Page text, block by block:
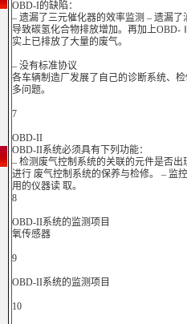
OBD-I的缺陷：
– 遗漏了三元催化器的效率监测 – 遗漏
导致碳氢化合物排放增加。再加上
实上已排放了大量的废气。
– 没有标准协议
各车辆制造厂发展了自己的诊断系统、
多问题。
7
OBD-II
OBD-II系统必须具有下列功能：
– 检测废气控制系统的关联的元件是否出
进行 废气控制系统的保养与检修。 – 监
用的仪器读 取。
8
OBD-II系统的监测项目
氧传感器
9
OBD-II系统的监测项目
10